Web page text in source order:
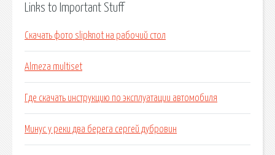
Links to Important Stuff
Скачать фото slipknot на рабочий стол
Almeza multiset
Где скачать инструкцию по эксплуатации автомобиля
Минус у реки два берега сергей дубровин